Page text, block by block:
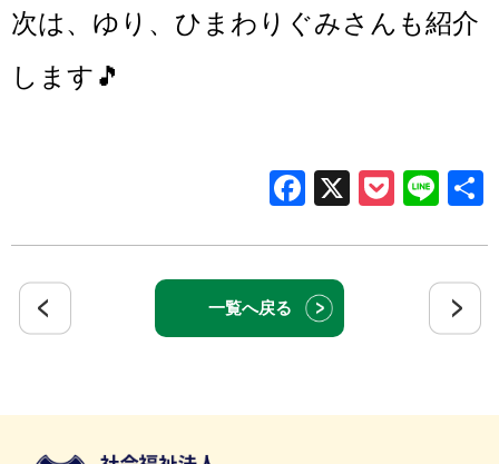
次は、ゆり、ひまわりぐみさんも紹介
します🎵
Facebook
X
一覧へ戻る